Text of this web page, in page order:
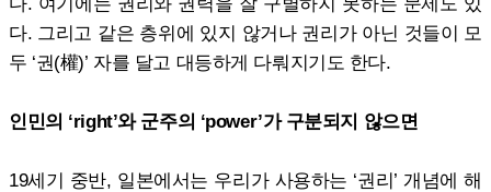
다. 그리고 같은 층위에 있지 않거나 권리가 아닌 것들이 모
두 ‘권(權)’ 자를 달고 대등하게 다뤄지기도 한다.
인민의 ‘right’와 군주의 ‘power’가 구분되지 않으면
19세기 중반, 일본에서는 우리가 사용하는 ‘권리’ 개념에 해